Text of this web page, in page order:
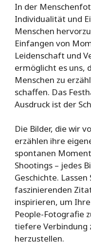
In der
Individualität und
Menschen
Einfangen von
Leidenschaft und
ermöglicht es uns,
Menschen zu
schaffen. Das
Ausdruck ist der
Die Bilder, die wir
erzählen ihre
spontanen
Shootings – jedes
Geschichte. Lassen
faszinierenden
inspirieren, um
People-Fotografie
tiefere Verbindung
herzustellen.